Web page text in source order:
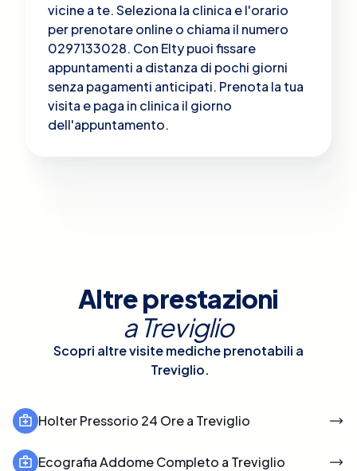
vicine a te. Seleziona la clinica e l'orario
per prenotare online o chiama il numero
0297133028. Con Elty puoi fissare
appuntamenti a distanza di pochi giorni
senza pagamenti anticipati. Prenota la tua
visita e paga in clinica il giorno
dell'appuntamento.
Altre prestazioni
a Treviglio
Scopri altre visite mediche prenotabili a
Treviglio.
Holter Pressorio 24 Ore a Treviglio
Ecografia Addome Completo a Treviglio